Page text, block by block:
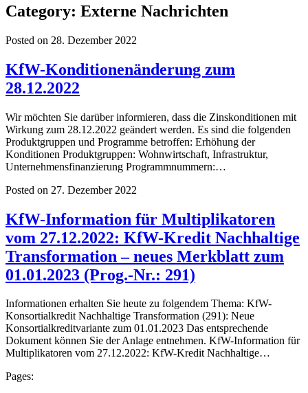
Category: Externe Nachrichten
Posted on 28. Dezember 2022
KfW-Konditionenänderung zum
28.12.2022
Wir möchten Sie darüber informieren, dass die Zinskonditionen mit
Wirkung zum 28.12.2022 geändert werden. Es sind die folgenden
Produktgruppen und Programme betroffen: Erhöhung der
Konditionen Produktgruppen: Wohnwirtschaft, Infrastruktur,
Unternehmensfinanzierung Programmnummern:…
Posted on 27. Dezember 2022
KfW-Information für Multiplikatoren
vom 27.12.2022: KfW-Kredit Nachhaltige
Transformation – neues Merkblatt zum
01.01.2023 (Prog.-Nr.: 291)
Informationen erhalten Sie heute zu folgendem Thema: KfW-
Konsortialkredit Nachhaltige Transformation (291): Neue
Konsortialkreditvariante zum 01.01.2023 Das entsprechende
Dokument können Sie der Anlage entnehmen. KfW-Information für
Multiplikatoren vom 27.12.2022: KfW-Kredit Nachhaltige…
Pages: